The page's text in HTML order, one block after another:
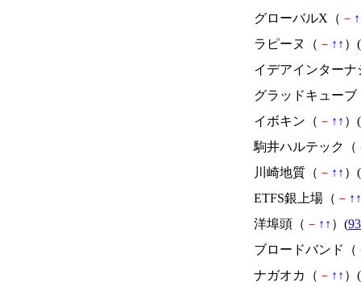
グローバルX（ － ↑
ラピーヌ（ － ↑ ↑ ）(
イデアインターナ
グラッドキューブ
イボキン（ － ↑ ↑ ）(
駒井ハルテック（
川崎地質（ － ↑ ↑ ）(
ETFS銀上場（ － ↑ ↑
洋埠頭（ － ↑ ↑ ）(
ブロードバンド（
ナガオカ（ － ↑ ↑ ）(